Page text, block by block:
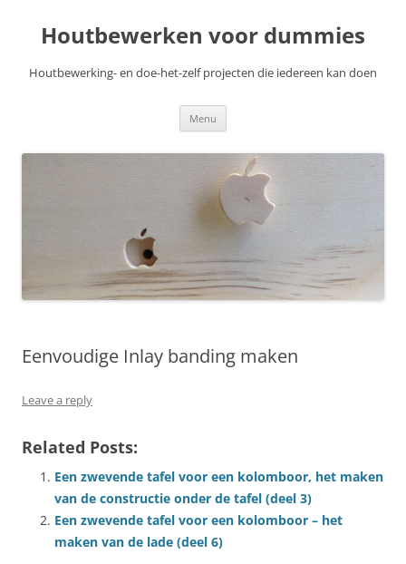
content
Houtbewerken voor dummies
Houtbewerking- en doe-het-zelf projecten die iedereen kan doen
Menu
Eenvoudige Inlay banding maken
Leave a reply
Related Posts:
Een zwevende tafel voor een kolomboor, het maken
van de constructie onder de tafel (deel 3)
Een zwevende tafel voor een kolomboor – het
maken van de lade (deel 6)